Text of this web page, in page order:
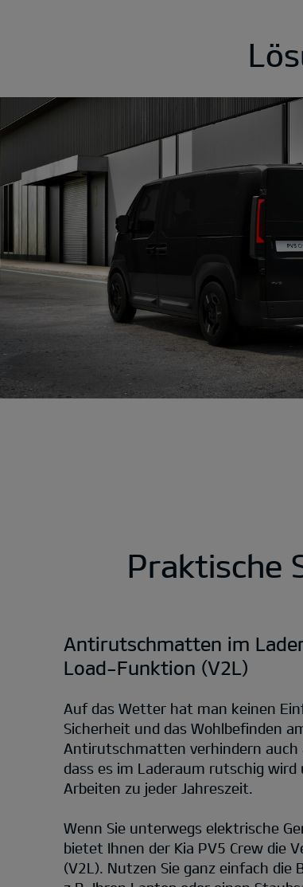
Praktische
Antirutschmatten im
Load-Funktion (V2L)
Auf das Wetter hat man keinen
Sicherheit und das Wohlbefinden
Antirutschmatten verhindern auch
dass es im Laderaum rutschig wird
Arbeiten zu jeder Jahreszeit.
Wenn Sie unterwegs elektrische
bietet Ihnen der Kia PV5 Crew die
(V2L). Nutzen Sie ganz einfach die